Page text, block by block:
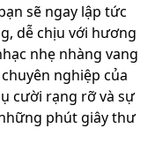
sẽ ngay lập tức
dễ chịu với hương
nhẹ nhàng vang
nghiệp của
cười rạng rỡ và sự
phút giây thư